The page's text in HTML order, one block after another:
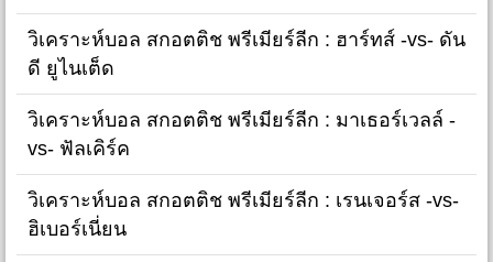
วิเคราะห์บอล สกอตติช พรีเมียร์ลีก : ฮาร์ทส์ -vs- ดัน
ดี ยูไนเต็ด
วิเคราะห์บอล สกอตติช พรีเมียร์ลีก : มาเธอร์เวลล์ -
vs- ฟัลเคิร์ค
วิเคราะห์บอล สกอตติช พรีเมียร์ลีก : เรนเจอร์ส -vs-
ฮิเบอร์เนี่ยน